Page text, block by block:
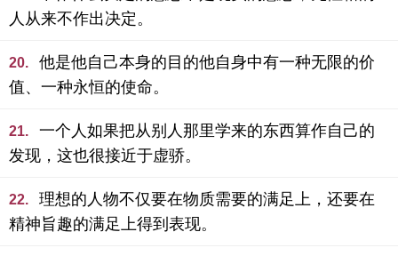
人从来不作出决定。
20.
他是他自己本身的目的他自身中有一种无限的价
值、一种永恒的使命。
21.
一个人如果把从别人那里学来的东西算作自己的
发现，这也很接近于虚骄。
22.
理想的人物不仅要在物质需要的满足上，还要在
精神旨趣的满足上得到表现。